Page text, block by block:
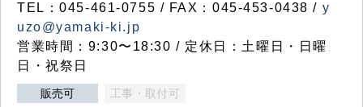
TEL：045-461-0755 / FAX：045-453-0438 / y
uzo@yamaki-ki.jp
営業時間：9:30〜18:30 / 定休日：土曜日・日曜
日・祝祭日
販売可 工事・取付可